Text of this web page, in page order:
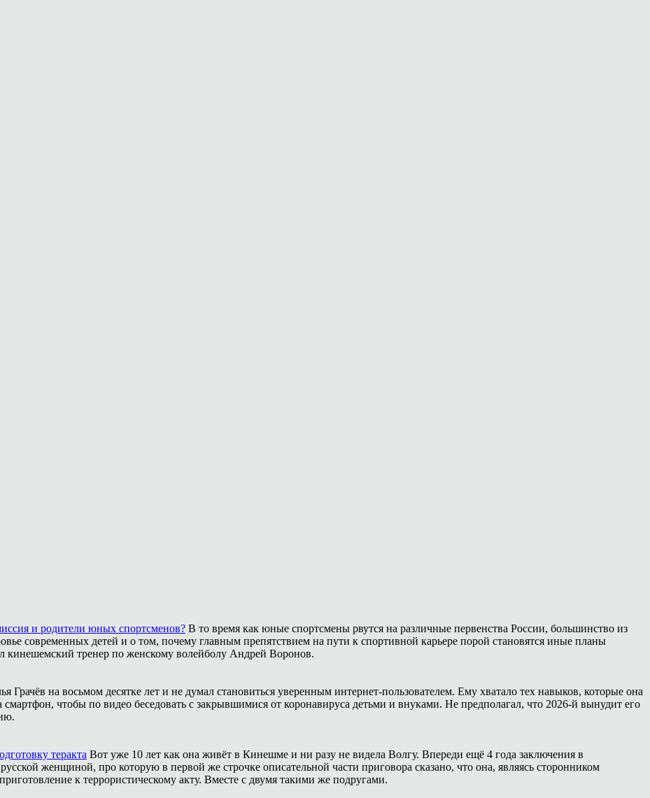
и родители юных спортсменов? В то время как юные спортсмены рвутся на различные первенства России, большинство из
современных детей и о том, почему главным препятствием на пути к спортивной карьере порой становятся иные планы
кинешемский тренер по женскому волейболу Андрей Воронов.
Грачёв на восьмом десятке лет и не думал становиться уверенным интернет-пользователем. Ему хватало тех навыков, которые она
чтобы по видео беседовать с закрывшимися от коронавируса детьми и внуками. Не предполагал, что 2026-й вынудит его
теракта Вот уже 10 лет как она живёт в Кинешме и ни разу не видела Волгу. Впереди ещё 4 года заключения в
женщиной, про которую в первой же строчке описательной части приговора сказано, что она, являясь сторонником
к террористическому акту. Вместе с двумя такими же подругами.